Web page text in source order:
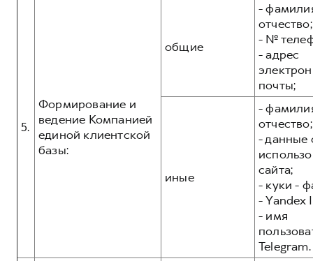
5.
Формирование и
ведение Компанией
единой клиентской
базы:
общие
-
отчество;
- №
- адрес
почты;
иные
-
отчество;
- данные
сайта;
- куки -
- Yandex
- имя
Telegram.